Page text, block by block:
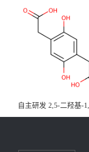
[3,2,1-de]蒽CAS号
装，实验室现货直
自主研发 2,5-二羟基-
乙酸CAS号5488-16-4